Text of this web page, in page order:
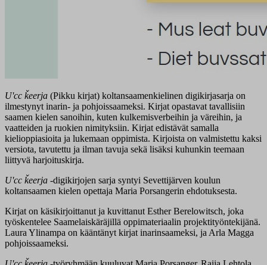
Uʹcc ǩeerja (Pikku kirjat) koltansaamenkielinen digikirjasarja on
ilmestynyt inarin- ja pohjoissaameksi. Kirjat opastavat tavallisiin
saamen kielen sanoihin, kuten kulkemisverbeihin ja väreihin, ja
vaatteiden ja ruokien nimityksiin. Kirjat edistävät samalla
kielioppiasioita ja lukemaan oppimista. Kirjoista on valmistettu kaksi
versiota, tavutettu ja ilman tavuja sekä lisäksi kuhunkin teemaan
liittyvä harjoituskirja.
Uʹcc ǩeerja -digikirjojen sarja syntyi Sevettijärven koulun
koltansaamen kielen opettaja Maria Porsangerin ehdotuksesta.
Kirjat on käsikirjoittanut ja kuvittanut Esther Berelowitsch, joka
työskentelee Saamelaiskäräjillä oppimateriaalin projektityöntekijänä.
Laura Ylinampa on kääntänyt kirjat inarinsaameksi, ja Arla Magga
pohjoissaameksi.